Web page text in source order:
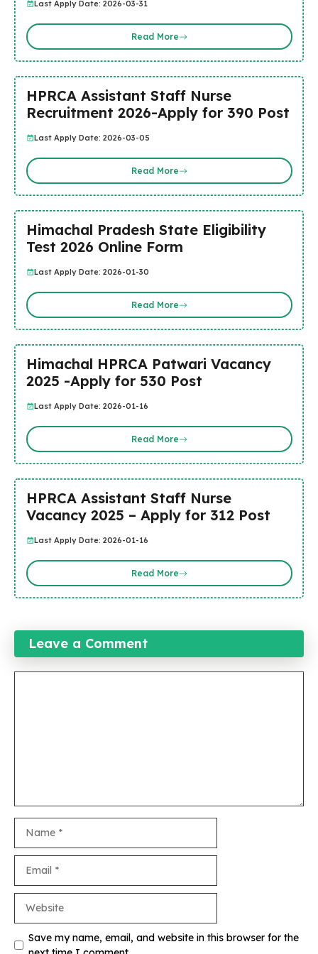
Last Apply Date: 2026-03-31
Read More
HPRCA Assistant Staff Nurse
Recruitment 2026-Apply for 390 Post
Last Apply Date: 2026-03-05
Read More
Himachal Pradesh State Eligibility
Test 2026 Online Form
Last Apply Date: 2026-01-30
Read More
Himachal HPRCA Patwari Vacancy
2025 -Apply for 530 Post
Last Apply Date: 2026-01-16
Read More
HPRCA Assistant Staff Nurse
Vacancy 2025 – Apply for 312 Post
Last Apply Date: 2026-01-16
Read More
Leave a Comment
Save my name, email, and website in this browser for the